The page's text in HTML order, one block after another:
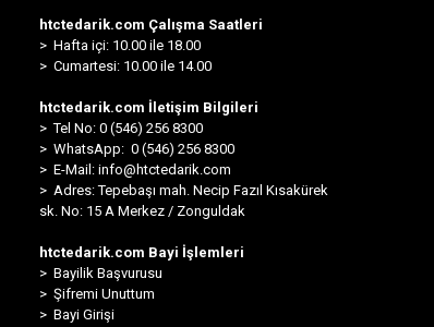
htctedarik.com Çalışma Saatleri
> Hafta içi: 10.00 ile 18.00
> Cumartesi: 10.00 ile 14.00
htctedarik.com İletişim Bilgileri
> Tel No: 0 (546) 256 8300
> WhatsApp: 0 (546) 256 8300
> E-Mail: info@htctedarik.com
> Adres: Tepebaşı mah. Necip Fazıl Kısakürek
sk. No: 15 A Merkez / Zonguldak
htctedarik.com Bayi İşlemleri
> Bayilik Başvurusu
> Şifremi Unuttum
> Bayi Girişi